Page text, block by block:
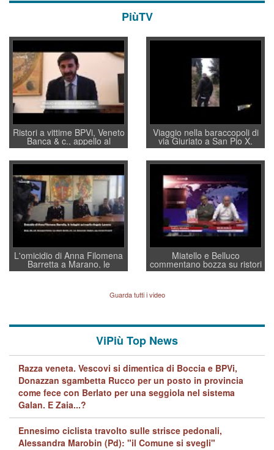
PiùTV
Ristori a vittime BPVi, Veneto
Banca & c., appello al
sottosegretario Alessio
Villarosa: per mettere ordine
convochi con Di Maio CNCU
a supporto della cabina di
regia al Mef
Viaggio nella baraccopoli di
via Giuriato a San Pio X.
Vicenza ai Vicentini: “faremo
un regalo di Natale ai
residenti”
L'omicidio di Anna Filomena
Barretta a Marano, le
indagini dei carabinieri di
Lavarra: più avvincenti di
quelle di... Barbara D'Urso
Miatello e Belluco
commentano bozza su ristori
BPVi e Veneto Banca
Guarda tutti i video
ViPiù Top News
Razza veneta. Vescovi si dimentica di Boccia e BPVi,
Donazzan sgambetta Rucco per un posto in provincia
come fece con Berlato per una seggiola nel sistema
Galan. E Zaia...?
Ennesimo ciclista travolto sulle strisce pedonali,
Alessandra Marobin (Pd): "il Comune si svegli"